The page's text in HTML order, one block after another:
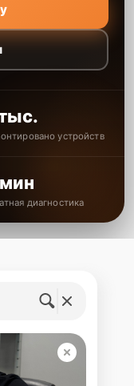
устройств
диагностика